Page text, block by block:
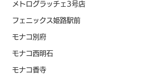
メトログラッチェ3号店
フェニックス姫路駅前
モナコ別府
モナコ西明石
モナコ香寺